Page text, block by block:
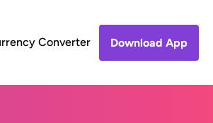
Converter Download App